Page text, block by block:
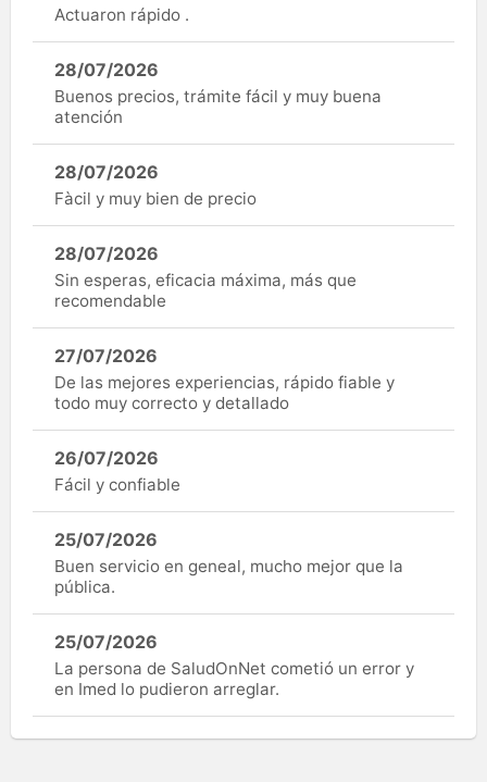
Actuaron rápido .
28/07/2026
Buenos precios, trámite fácil y muy buena
atención
28/07/2026
Fàcil y muy bien de precio
28/07/2026
Sin esperas, eficacia máxima, más que
recomendable
27/07/2026
De las mejores experiencias, rápido fiable y
todo muy correcto y detallado
26/07/2026
Fácil y confiable
25/07/2026
Buen servicio en geneal, mucho mejor que la
pública.
25/07/2026
La persona de SaludOnNet cometió un error y
en Imed lo pudieron arreglar.